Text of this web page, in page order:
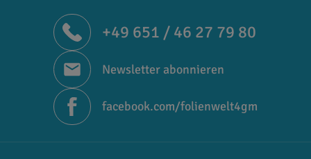
+49 651 / 46 27 79 80
Newsletter abonnieren
facebook.com/folienwelt4gm